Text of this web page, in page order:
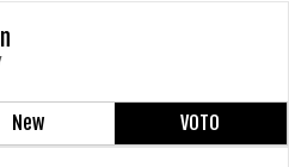
New VOTO